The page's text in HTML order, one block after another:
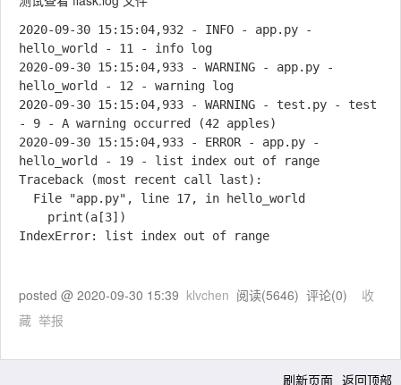
2020-09-30 15:15:04,932 - INFO - app.py -
hello_world - 11 - info log
2020-09-30 15:15:04,933 - WARNING - app.py -
hello_world - 12 - warning log
2020-09-30 15:15:04,933 - WARNING - test.py - test
- 9 - A warning occurred (42 apples)
2020-09-30 15:15:04,933 - ERROR - app.py -
hello_world - 19 - list index out of range
Traceback (most recent call last):
IndexError: list index out of range
posted @ 2020-09-30 15:39 klvchen 阅读(5646) 评论(0) 收
藏 举报
刷新页面 返回顶部